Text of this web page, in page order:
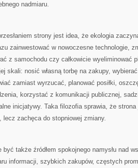
nadmiaru.
strony jest idea, że ekologia
zainwestować w nowoczesne technologie,
z samochodu czy całkowicie wyeliminować
skali: nosić własną torbę na zakupy,
zamiast wyrzucać, planować posiłki,
korzystać z komunikacji publicznej,
inicjatywy. Taka filozofia sprawia, że
lecz zachęca do stopniowej zmiany.
być także źródłem spokojnego namysłu nad
informacji, szybkich zakupów, częstych